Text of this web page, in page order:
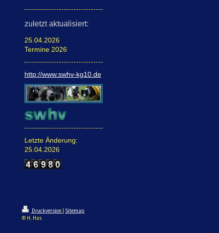
zuletzt aktualisiert:
25.04.2026
Termine 2026
http://www.swhv-kg10.de
Letzte Änderung:
25.04.2026
Druckversion | Sitemap
© H. Has